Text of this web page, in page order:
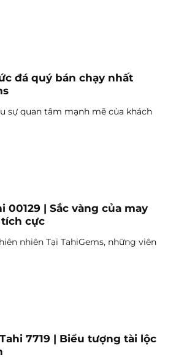
đá quý bán chạy nhất
sự quan tâm mạnh mẽ của khách
00129 | Sắc vàng của may
cực
nhiên Tại TahiGems, những viên
7719 | Biểu tượng tài lộc